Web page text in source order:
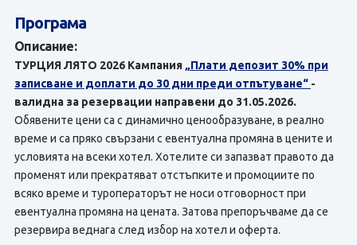
Програма
Описание:
ТУРЦИЯ ЛЯТО 2026 Кампания „Плати депозит 30% при
записване и доплати до 30 дни преди отпътуване“ -
валидна за резервации направени до 31.05.2026.
Обявените цени са с динамично ценообразуване, в реално
време и са пряко свързани с евентуална промяна в цените и
условията на всеки хотел. Хотелите си запазват правото да
променят или прекратяват отстъпките и промоциите по
всяко време и туроператорът не носи отговорност при
евентуална промяна на цената. Затова препоръчваме да се
резервира веднага след избор на хотел и оферта.